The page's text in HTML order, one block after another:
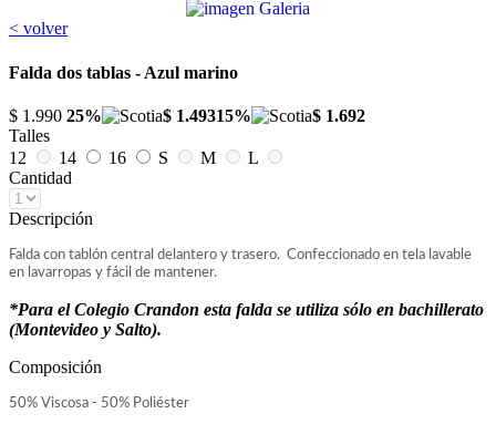
< volver
Falda dos tablas - Azul marino
$ 1.990 25% $ 1.49315%
$ 1.692
Talles
12
14 16 S M
L
Cantidad
Descripción
Falda con tablón central delantero y trasero. Confeccionado en tela lavable
en lavarropas y fácil de mantener.
*Para el Colegio Crandon esta falda se utiliza sólo en bachillerato
(Montevideo y Salto).
Composición
50% Viscosa - 50% Poliéster